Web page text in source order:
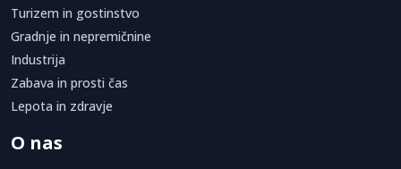
Turizem in gostinstvo
Gradnje in nepremičnine
Industrija
Zabava in prosti čas
Lepota in zdravje
O nas